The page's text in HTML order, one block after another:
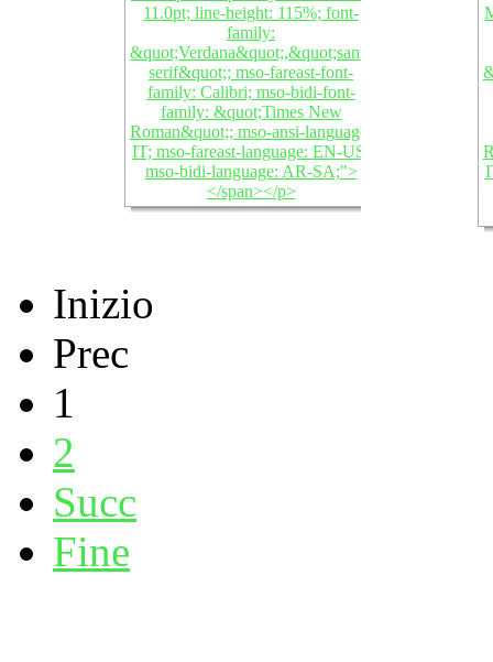
Inizio
Prec
1
2
Succ
Fine